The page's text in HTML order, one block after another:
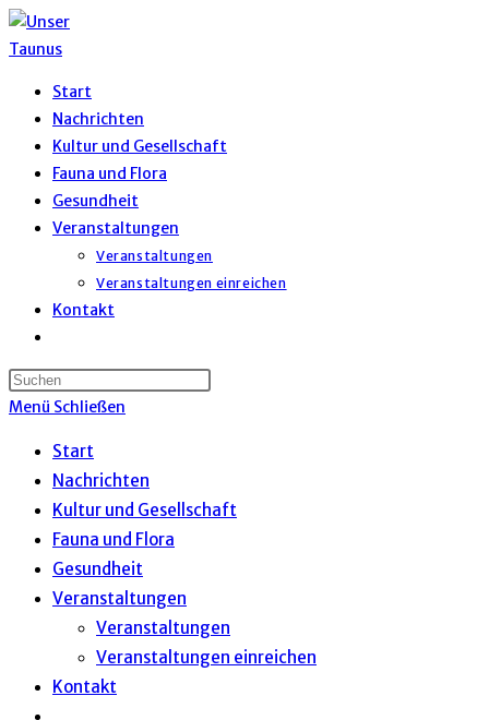
Zum
Inhalt
Start
Nachrichten
Kultur und Gesellschaft
Fauna und Flora
Gesundheit
Veranstaltungen
Veranstaltungen
Veranstaltungen einreichen
Kontakt
umschalten
Menü Schließen
Start
Nachrichten
Kultur und Gesellschaft
Fauna und Flora
Gesundheit
Veranstaltungen
Veranstaltungen
Veranstaltungen einreichen
Kontakt